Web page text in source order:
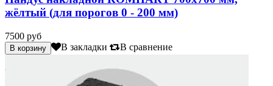
жёлтый (для порогов 0 - 200 мм)
7500 руб
В закладки В сравнение